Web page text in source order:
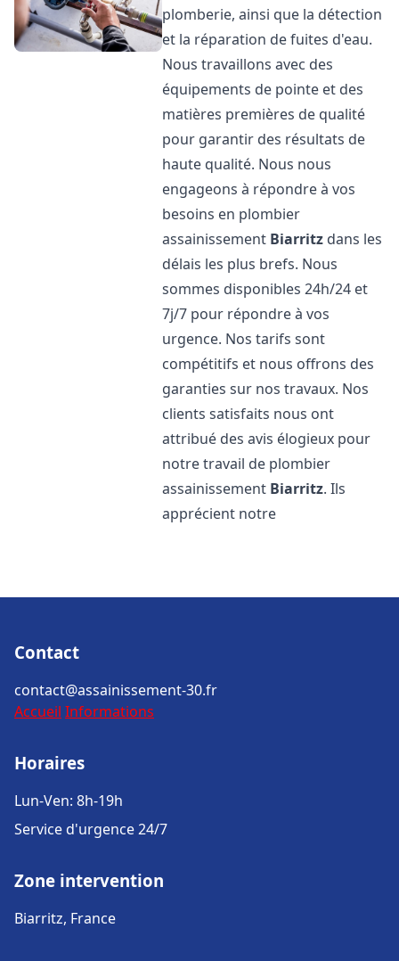
plomberie, ainsi que la détection
et la réparation de fuites d'eau.
Nous travaillons avec des
équipements de pointe et des
matières premières de qualité
pour garantir des résultats de
haute qualité. Nous nous
engageons à répondre à vos
besoins en plombier
assainissement Biarritz dans les
délais les plus brefs. Nous
sommes disponibles 24h/24 et
7j/7 pour répondre à vos
urgence. Nos tarifs sont
compétitifs et nous offrons des
garanties sur nos travaux. Nos
clients satisfaits nous ont
attribué des avis élogieux pour
notre travail de plombier
assainissement Biarritz. Ils
apprécient notre
Contact
contact@assainissement-30.fr
Accueil Informations
Horaires
Lun-Ven: 8h-19h
Service d'urgence 24/7
Zone intervention
Biarritz, France